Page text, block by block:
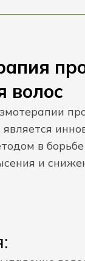
волос
в борьбе
и